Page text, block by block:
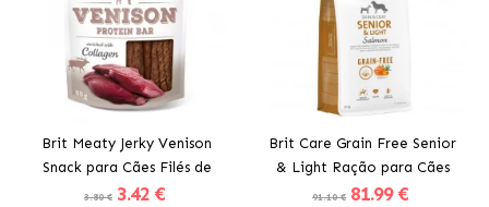
Brit Meaty Jerky Venison
Snack para Cães Filés de
Veado
3.80 € 3.42 €
Brit Care Grain Free Senior
& Light Ração para Cães
Idosos com Salmão
91.10 € 81.99 €